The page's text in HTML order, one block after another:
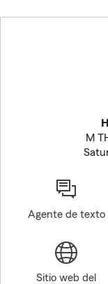
M
Agente de texto
Sitio web del